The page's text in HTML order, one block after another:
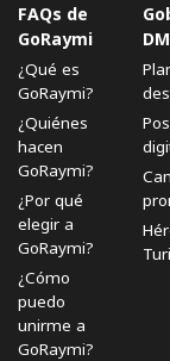
FAQs de
GoRaymi
¿Qué es
GoRaymi?
¿Quiénes
hacen
GoRaymi?
¿Por qué
elegir a
GoRaymi?
¿Cómo
puedo
unirme a
GoRaymi?